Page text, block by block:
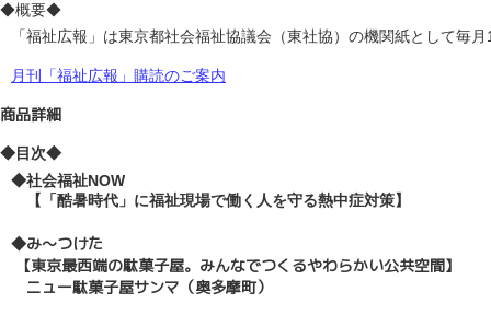
◆概要◆
「福祉広報」は東京都社会福祉協議会（東社協）の機関紙として
月刊「福祉広報」購読のご案内
商品詳細
◆目次◆
◆社会福祉NOW
【「酷暑時代」に福祉現場で働く人を守る熱中症対策】
◆み～つけた
【東京最西端の駄菓子屋。みんなでつくるやわらかい公共空間】
ニュー駄菓子屋サンマ（奥多摩町）